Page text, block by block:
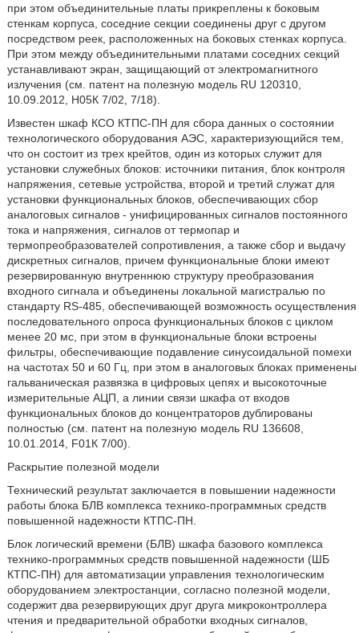
при этом объединительные платы прикреплены к боковым
стенкам корпуса, соседние секции соединены друг с другом
посредством реек, расположенных на боковых стенках корпуса.
При этом между объединительными платами соседних секций
устанавливают экран, защищающий от электромагнитного
излучения (см. патент на полезную модель RU 120310,
10.09.2012, Н05К 7/02, 7/18).
Известен шкаф КСО КТПС-ПН для сбора данных о состоянии
технологического оборудования АЭС, характеризующийся тем,
что он состоит из трех крейтов, один из которых служит для
установки служебных блоков: источники питания, блок контроля
напряжения, сетевые устройства, второй и третий служат для
установки функциональных блоков, обеспечивающих сбор
аналоговых сигналов - унифицированных сигналов постоянного
тока и напряжения, сигналов от термопар и
термопреобразователей сопротивления, а также сбор и выдачу
дискретных сигналов, причем функциональные блоки имеют
резервированную внутреннюю структуру преобразования
входного сигнала и объединены локальной магистралью по
стандарту RS-485, обеспечивающей возможность осуществления
последовательного опроса функциональных блоков с циклом
менее 20 мс, при этом в функциональные блоки встроены
фильтры, обеспечивающие подавление синусоидальной помехи
на частотах 50 и 60 Гц, при этом в аналоговых блоках применены
гальваническая развязка в цифровых цепях и высокоточные
измерительные АЦП, а линии связи шкафа от входов
функциональных блоков до концентраторов дублированы
полностью (см. патент на полезную модель RU 136608,
10.01.2014, F01К 7/00).
Раскрытие полезной модели
Технический результат заключается в повышении надежности
работы блока БЛВ комплекса технико-программных средств
повышенной надежности КТПС-ПН.
Блок логический времени (БЛВ) шкафа базового комплекса
технико-программных средств повышенной надежности (ШБ
КТПС-ПН) для автоматизации управления технологическим
оборудованием электростанции, согласно полезной модели,
содержит два резервирующих друг друга микроконтроллера
чтения и предварительной обработки входных сигналов,